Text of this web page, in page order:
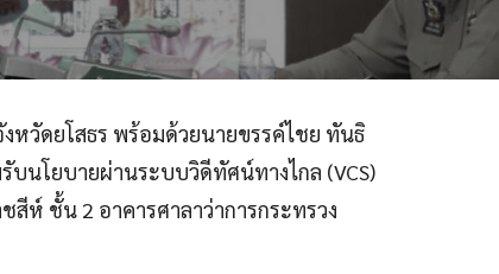
หวัดยโสธร พร้อมด้วยนายขรรค์ไชย ทันธิ
บนโยบายผ่านระบบวิดีทัศน์ทางไกล (VCS)
ห์ ชั้น 2 อาคารศาลาว่าการกระทรวง